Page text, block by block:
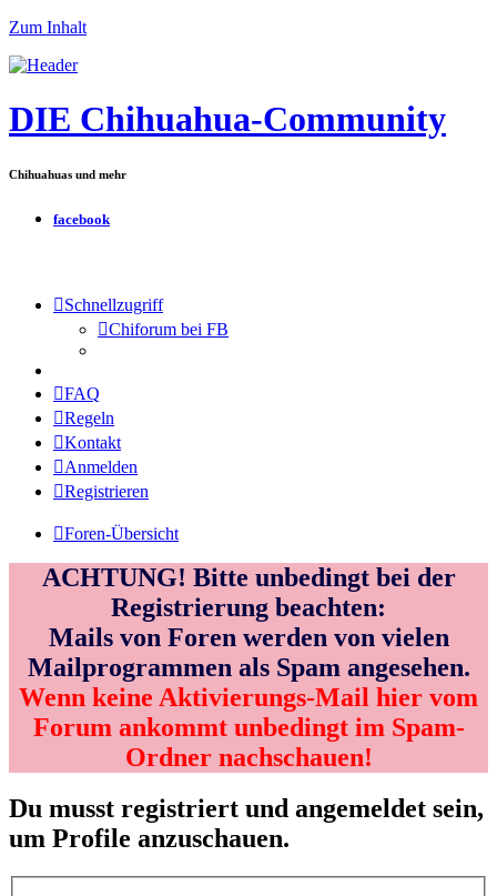
Zum Inhalt
DIE Chihuahua-Community
Chihuahuas und mehr
facebook
Schnellzugriff
Chiforum bei FB
FAQ
Regeln
Kontakt
Anmelden
Registrieren
Foren-Übersicht
ACHTUNG! Bitte unbedingt bei der
Registrierung beachten:
Mails von Foren werden von vielen
Mailprogrammen als Spam angesehen.
Wenn keine Aktivierungs-Mail hier vom
Forum ankommt unbedingt im Spam-
Ordner nachschauen!
Du musst registriert und angemeldet sein,
um Profile anzuschauen.